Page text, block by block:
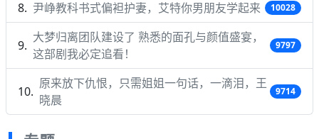
尹峥教科书式偏袒护妻，艾特你男朋友学起来 10028
大梦归离团队建设了 熟悉的面孔与颜值盛宴，
这部剧我必定追看！
9797
原来放下仇恨，只需姐姐一句话，一滴泪，王
晓晨
9714